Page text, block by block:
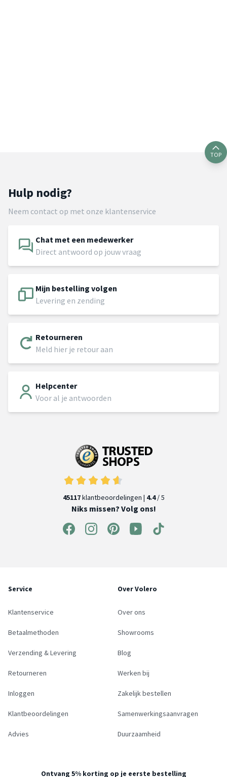
TOP
Hulp nodig?
Neem contact op met onze klantenservice
Chat met een medewerker
Direct antwoord op jouw vraag
Mijn bestelling volgen
Levering en zending
Retourneren
Meld hier je retour aan
Helpcenter
Voor al je antwoorden
45117klantbeoordelingen | 4.4/ 5
Niks missen? Volg ons!
Service
Klantenservice
Betaalmethoden
Verzending & Levering
Retourneren
Inloggen
Klantbeoordelingen
Advies
Over Volero
Over ons
Showrooms
Blog
Werken bij
Zakelijk bestellen
Samenwerkingsaanvragen
Duurzaamheid
Ontvang 5% korting op je eerste bestelling